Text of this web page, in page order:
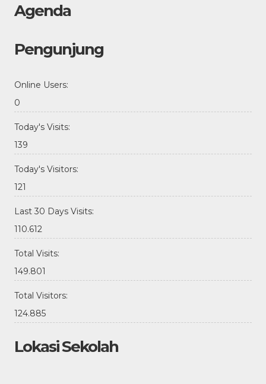
Agenda
Pengunjung
Online Users:
0
Today's Visits:
139
Today's Visitors:
121
Last 30 Days Visits:
110.612
Total Visits:
149.801
Total Visitors:
124.885
Lokasi Sekolah